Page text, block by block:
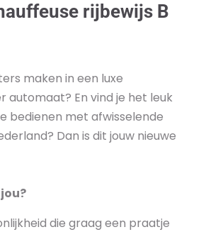
rijbewijs B
maken in een luxe
automaat? En vind je het leuk
bedienen met afwisselende
Dan is dit jouw nieuwe
die graag een praatje